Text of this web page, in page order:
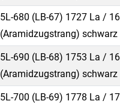
5L-680 (LB-67) 1727 La /
(Aramidzugstrang) schwarz
5L-690 (LB-68) 1753 La /
(Aramidzugstrang) schwarz
5L-700 (LB-69) 1778 La /